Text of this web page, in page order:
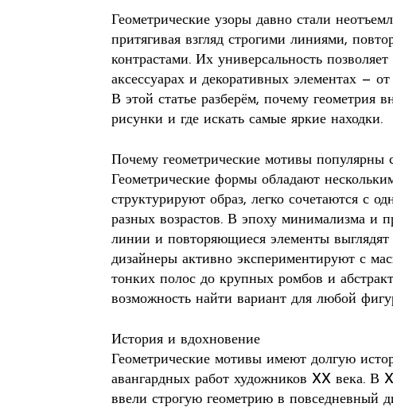
Геометрические узоры давно стали
притягивая взгляд строгими линиями,
контрастами. Их универсальность
аксессуарах и декоративных элементах —
В этой статье разберём, почему геометрия
рисунки и где искать самые яркие находки.
Почему геометрические мотивы популярны
Геометрические формы обладают
структурируют образ, легко сочетаются с
разных возрастов. В эпоху минимализма и
линии и повторяющиеся элементы
дизайнеры активно экспериментируют с
тонких полос до крупных ромбов и
возможность найти вариант для любой
История и вдохновение
Геометрические мотивы имеют долгую
авангардных работ художников XX века. В
ввели строгую геометрию в повседневный